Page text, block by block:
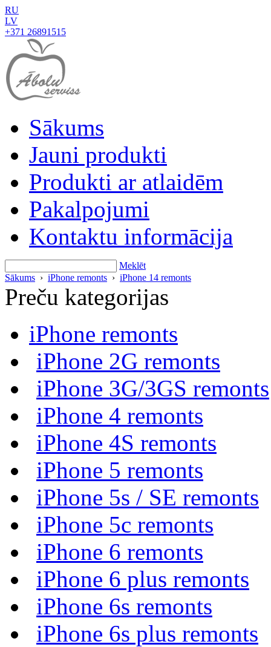
RU
LV
+371 26891515
Sākums
Jauni produkti
Produkti ar atlaidēm
Pakalpojumi
Kontaktu informācija
Meklēt
Sākums › iPhone remonts › iPhone 14 remonts
Preču kategorijas
iPhone remonts
iPhone 2G remonts
iPhone 3G/3GS remonts
iPhone 4 remonts
iPhone 4S remonts
iPhone 5 remonts
iPhone 5s / SE remonts
iPhone 5c remonts
iPhone 6 remonts
iPhone 6 plus remonts
iPhone 6s remonts
iPhone 6s plus remonts